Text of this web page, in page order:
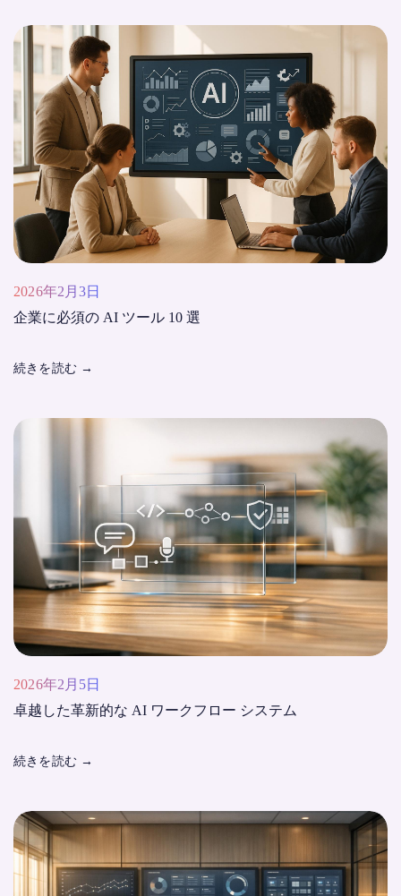
2026年2月3日
企業に必須の AI ツール 10 選
続きを読む →
2026年2月5日
卓越した革新的な AI ワークフロー システム
続きを読む →